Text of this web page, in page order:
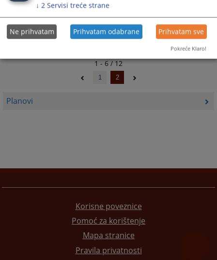
Planovi
1 - 6 / 12
1 2
Korisne poveznice
Pomoć za korištenje
Mapa stranice
Pravila privatnosti
↓ 2 Servisi treće strane
Ne prihvatam Prihvatam odabrane Prihvatam sve
Pokreće Klaro!